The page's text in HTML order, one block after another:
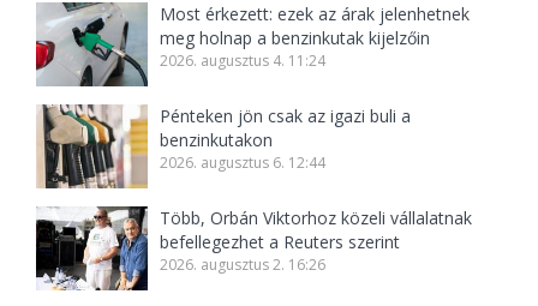
Most érkezett: ezek az árak jelenhetnek
meg holnap a benzinkutak kijelzőin
2026. augusztus 4. 11:24
Pénteken jön csak az igazi buli a
benzinkutakon
2026. augusztus 6. 12:44
Több, Orbán Viktorhoz közeli vállalatnak
befellegezhet a Reuters szerint
2026. augusztus 2. 16:26